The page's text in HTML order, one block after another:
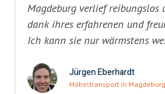
Magdeburg verlief reibungslos
dank ihres erfahrenen und
Ich kann sie nur wärmstens
Jürgen Eberhardt
Möbeltransport in Magdeburg